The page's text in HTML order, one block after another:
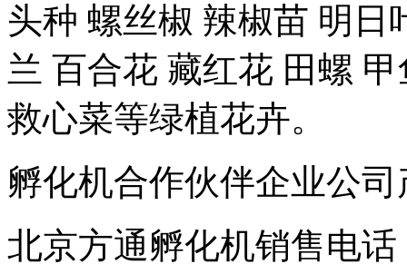
头种 螺丝椒 辣椒苗 明日
兰 百合花 藏红花 田螺
救心菜等绿植花卉。
孵化机合作伙伴企业公
北京方通孵化机销售电话